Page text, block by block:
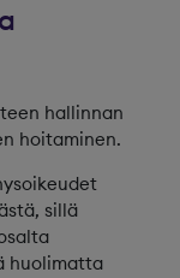
hallinnan
hoitaminen.
sillä
huolimatta